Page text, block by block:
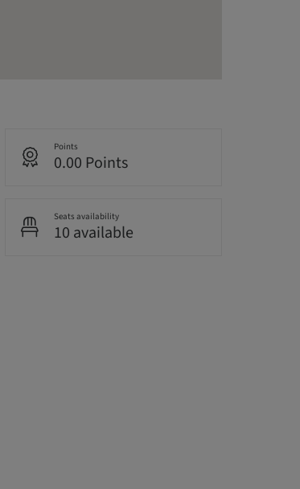
Points
0.00 Points
Seats availability
10 available